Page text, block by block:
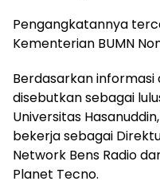
Pengangkatannya
Kementerian BUMN
Berdasarkan informasi
disebutkan sebagai
Universitas
bekerja sebagai
Network Bens Radio
Planet Tecno.